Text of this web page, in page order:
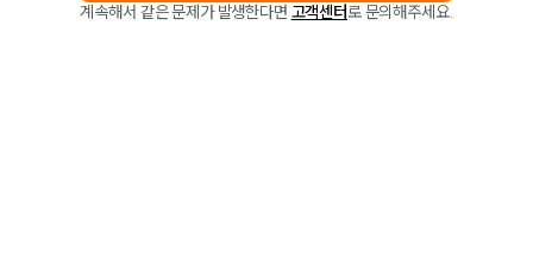
계속해서 같은 문제가 발생한다면 고객센터로 문의해주세요.